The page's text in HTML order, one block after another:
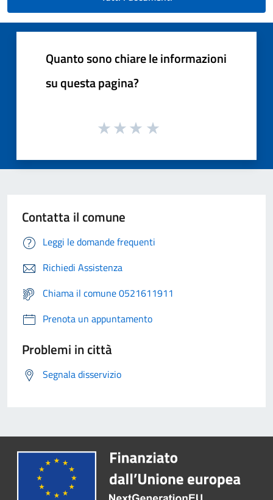
Quanto sono chiare le informazioni
su questa pagina?
Contatta il comune
Leggi le domande frequenti
Richiedi Assistenza
Chiama il comune 0521611911
Prenota un appuntamento
Problemi in città
Segnala disservizio